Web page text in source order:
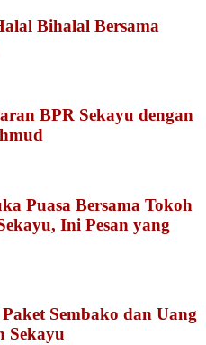
Bihalal Bersama
BPR Sekayu dengan
Puasa Bersama Tokoh
Ini Pesan yang
Sembako dan Uang
Sekayu